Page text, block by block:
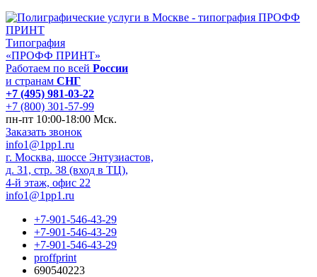
Типография
«ПРОФФ ПРИНТ»
Работаем по всей России
и странам СНГ
+7 (495) 981-03-22
+7 (800) 301-57-99
пн-пт 10:00-18:00 Мск.
Заказать звонок
info1@1pp1.ru
г. Москва, шоссе Энтузиастов,
д. 31, стр. 38 (вход в ТЦ),
4-й этаж, офис 22
info1@1pp1.ru
+7-901-546-43-29
+7-901-546-43-29
+7-901-546-43-29
proffprint
690540223